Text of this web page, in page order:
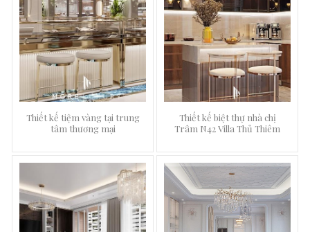
Thiết kế tiệm vàng tại trung
tâm thương mại
Thiết kế biệt thự nhà chị
Trâm N42 Villa Thủ Thiêm